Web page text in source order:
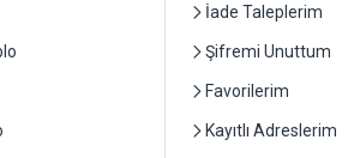
İade Taleplerim
Şifremi Unuttum
Favorilerim
Kayıtlı Adreslerim